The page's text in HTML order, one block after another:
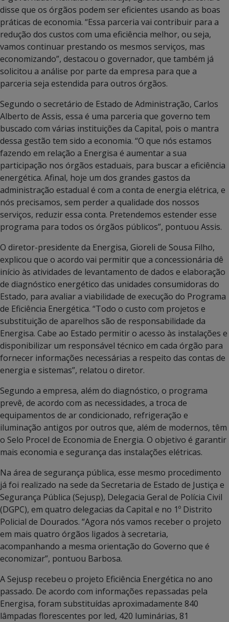
disse que os órgãos podem ser eficientes usando as boas
práticas de economia. “Essa parceria vai contribuir para a
redução dos custos com uma eficiência melhor, ou seja,
vamos continuar prestando os mesmos serviços, mas
economizando”, destacou o governador, que também já
solicitou a análise por parte da empresa para que a
parceria seja estendida para outros órgãos.
Segundo o secretário de Estado de Administração, Carlos
Alberto de Assis, essa é uma parceria que governo tem
buscado com várias instituições da Capital, pois o mantra
dessa gestão tem sido a economia. “O que nós estamos
fazendo em relação a Energisa é aumentar a sua
participação nos órgãos estaduais, para buscar a eficiência
energética. Afinal, hoje um dos grandes gastos da
administração estadual é com a conta de energia elétrica, e
nós precisamos, sem perder a qualidade dos nossos
serviços, reduzir essa conta. Pretendemos estender esse
programa para todos os órgãos públicos”, pontuou Assis.
O diretor-presidente da Energisa, Gioreli de Sousa Filho,
explicou que o acordo vai permitir que a concessionária dê
início às atividades de levantamento de dados e elaboração
de diagnóstico energético das unidades consumidoras do
Estado, para avaliar a viabilidade de execução do Programa
de Eficiência Energética. “Todo o custo com projetos e
substituição de aparelhos são de responsabilidade da
Energisa. Cabe ao Estado permitir o acesso às instalações e
disponibilizar um responsável técnico em cada órgão para
fornecer informações necessárias a respeito das contas de
energia e sistemas”, relatou o diretor.
Segundo a empresa, além do diagnóstico, o programa
prevê, de acordo com as necessidades, a troca de
equipamentos de ar condicionado, refrigeração e
iluminação antigos por outros que, além de modernos, têm
o Selo Procel de Economia de Energia. O objetivo é garantir
mais economia e segurança das instalações elétricas.
Na área de segurança pública, esse mesmo procedimento
já foi realizado na sede da Secretaria de Estado de Justiça e
Segurança Pública (Sejusp), Delegacia Geral de Polícia Civil
(DGPC), em quatro delegacias da Capital e no 1º Distrito
Policial de Dourados. “Agora nós vamos receber o projeto
em mais quatro órgãos ligados à secretaria,
acompanhando a mesma orientação do Governo que é
economizar”, pontuou Barbosa.
A Sejusp recebeu o projeto Eficiência Energética no ano
passado. De acordo com informações repassadas pela
Energisa, foram substituídas aproximadamente 840
lâmpadas florescentes por led, 420 luminárias, 81